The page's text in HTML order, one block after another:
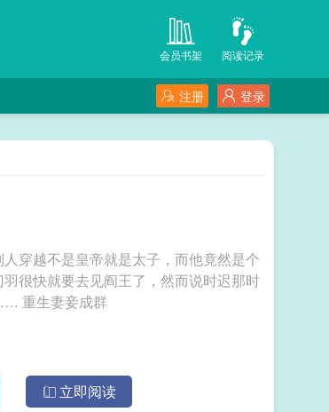
阅读记录
会员书架
登录
注册
穿越不是皇帝就是太子，而他竟然是个
很快就要去见阎王了，然而说时迟那时
快，西门羽绑定了妻妾成群系统，只要娶妻纳妾就能变强…… 重生妻妾成群
立即阅读